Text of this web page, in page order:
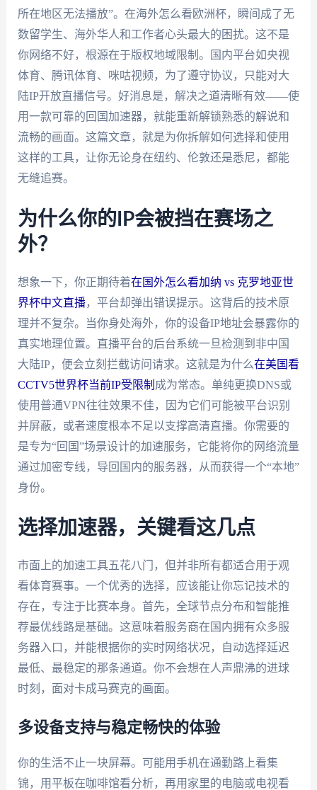
所在地区无法播放”。在海外怎么看欧洲杯，瞬间成了无
数留学生、海外华人和工作者心头最大的困扰。这不是
你网络不好，根源在于版权地域限制。国内平台如央视
体育、腾讯体育、咪咕视频，为了遵守协议，只能对大
陆IP开放直播信号。好消息是，解决之道清晰有效——使
用一款可靠的回国加速器，就能重新解锁熟悉的解说和
流畅的画面。这篇文章，就是为你拆解如何选择和使用
这样的工具，让你无论身在纽约、伦敦还是悉尼，都能
无缝追赛。
为什么你的IP会被挡在赛场之
外？
想象一下，你正期待着在国外怎么看加纳 vs 克罗地亚世
界杯中文直播，平台却弹出错误提示。这背后的技术原
理并不复杂。当你身处海外，你的设备IP地址会暴露你的
真实地理位置。直播平台的后台系统一旦检测到非中国
大陆IP，便会立刻拦截访问请求。这就是为什么在美国看
CCTV5世界杯当前IP受限制 成为常态。单纯更换DNS或
使用普通VPN往往效果不佳，因为它们可能被平台识别
并屏蔽，或者速度根本不足以支撑高清直播。你需要的
是专为“回国”场景设计的加速服务，它能将你的网络流量
通过加密专线，导回国内的服务器，从而获得一个“本地”
身份。
选择加速器，关键看这几点
市面上的加速工具五花八门，但并非所有都适合用于观
看体育赛事。一个优秀的选择，应该能让你忘记技术的
存在，专注于比赛本身。首先，全球节点分布和智能推
荐最优线路是基础。这意味着服务商在国内拥有众多服
务器入口，并能根据你的实时网络状况，自动选择延迟
最低、最稳定的那条通道。你不会想在人声鼎沸的进球
时刻，面对卡成马赛克的画面。
多设备支持与稳定畅快的体验
你的生活不止一块屏幕。可能用手机在通勤路上看集
锦，用平板在咖啡馆看分析，再用家里的电脑或电视看